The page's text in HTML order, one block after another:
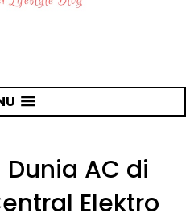
AC di
Elektro